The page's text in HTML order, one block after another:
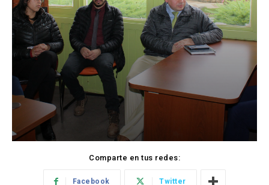
Comparte en tus redes:
Facebook Twitter